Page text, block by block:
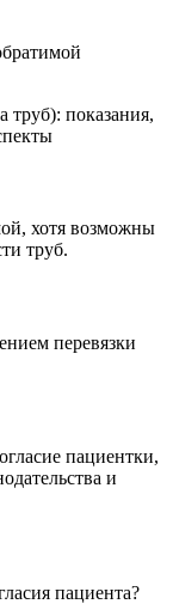
хотя возможны
труб.
перевязки
пациентки,
и
пациента?